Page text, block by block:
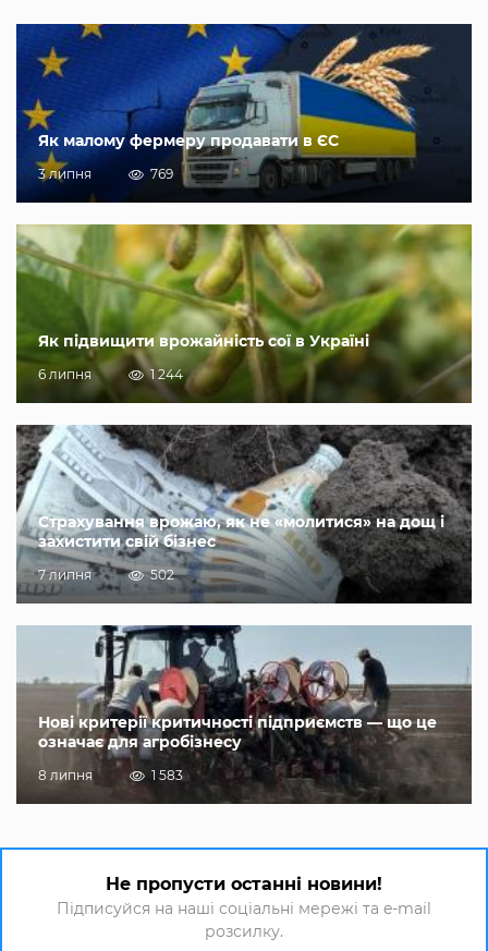
Як малому фермеру продавати в ЄС
3 липня 769
Як підвищити врожайність сої в Україні
6 липня 1 244
Страхування врожаю, як не «молитися» на дощ і
захистити свій бізнес
7 липня 502
Нові критерії критичності підприємств — що це
означає для агробізнесу
8 липня 1 583
Не пропусти останні новини!
Підписуйся на наші соціальні мережі та e-mail
розсилку.